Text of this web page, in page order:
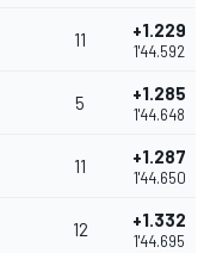
11 +1.229
1'44.592
5 +1.285
1'44.648
11 +1.287
1'44.650
12 +1.332
1'44.695